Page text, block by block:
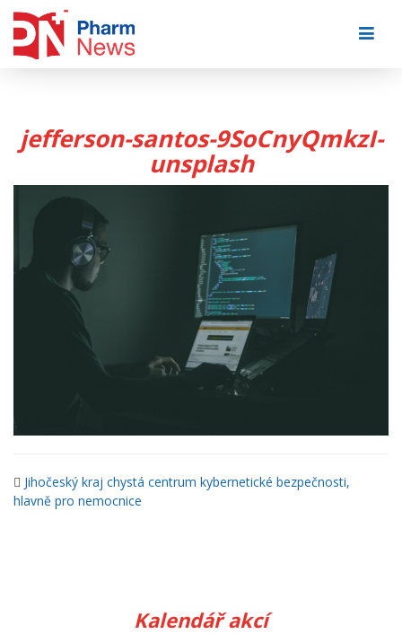
jefferson-santos-9SoCnyQmkzI-
unsplash
Jihočeský kraj chystá centrum kybernetické bezpečnosti,
hlavně pro nemocnice
Kalendář akcí